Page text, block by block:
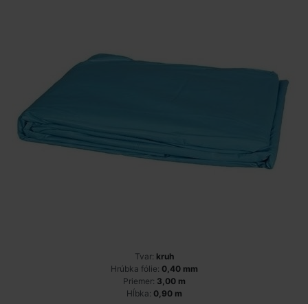
Tvar: kruh
Hrúbka fólie: 0,40 mm
Priemer: 3,00 m
Hĺbka: 0,90 m